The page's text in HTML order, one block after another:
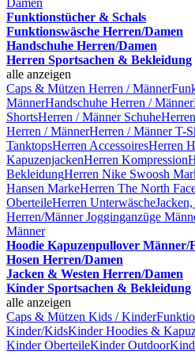
Damen
Funktionstücher & Schals
Funktionswäsche Herren/Damen
Handschuhe Herren/Damen
Herren Sportsachen & Bekleidung
alle anzeigen
Caps & Mützen Herren / Männer
MännerHandschuhe Herren / Männer
ShortsHerren / Männer Schuhe
Herren / MännerHerren / Männer T-
TanktopsHerren AccessoiresHerren
KapuzenjackenHerren Kompression
BekleidungHerren Nike Swoosh
Hansen MarkeHerren The North
OberteileHerren Unterwäsche
Herren/MännerJogginganzüge
Männer
Hoodie Kapuzenpullover Männer/
Hosen Herren/Damen
Jacken & Westen Herren/Damen
Kinder Sportsachen & Bekleidung
alle anzeigen
Caps & Mützen Kids / Kinder
Kinder/KidsKinder Hoodies &
Kinder OberteileKinder Outdoor